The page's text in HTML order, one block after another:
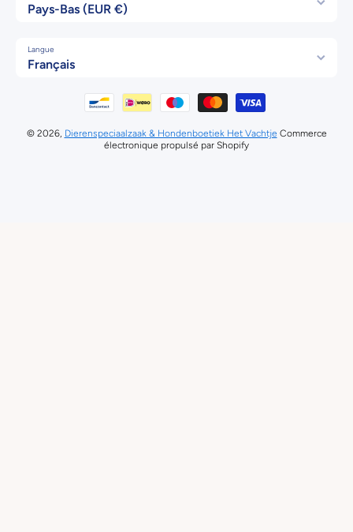
Pays-Bas (EUR €)
Langue
Français
Moyens de paiement
© 2026, Dierenspeciaalzaak & Hondenboetiek Het Vachtje Commerce
électronique propulsé par Shopify